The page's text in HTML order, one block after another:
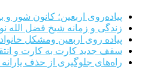
پیاده‌روی اربعین؛ کانون شور و
زندگی و زمانه شیخ فضل الله
پیاده روی اربعین ومشکل
سقف جدید کارت به کارت و
راه‌های جلوگیری از حذف